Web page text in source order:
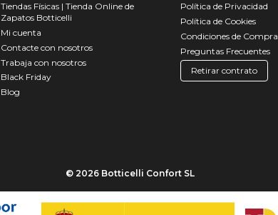
Tiendas Físicas | Tienda Online de
Zapatos Botticelli
Mi cuenta
Contacte con nosotros
Trabaja con nosotros
Black Friday
Blog
Política de Privacidad
Política de Cookies
Condiciones de Compra
Preguntas Frecuentes
Retirar contrato
© 2026 Botticelli Confort SL